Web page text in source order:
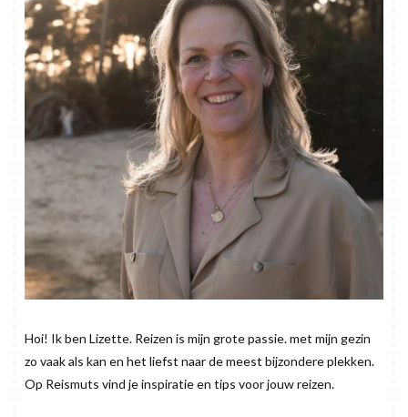
Hoi! Ik ben Lizette. Reizen is mijn grote passie. met mijn gezin
zo vaak als kan en het liefst naar de meest bijzondere plekken.
Op Reismuts vind je inspiratie en tips voor jouw reizen.